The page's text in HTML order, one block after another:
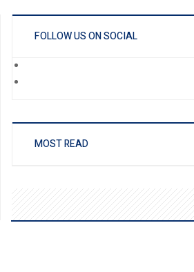
FOLLOW US ON SOCIAL
MOST READ